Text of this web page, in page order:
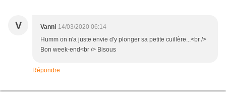
V Vanni 14/03/2020 06:14
Humm on n'a juste envie d'y plonger sa petite cuillère...<br />
Bon week-end<br /> Bisous
Répondre